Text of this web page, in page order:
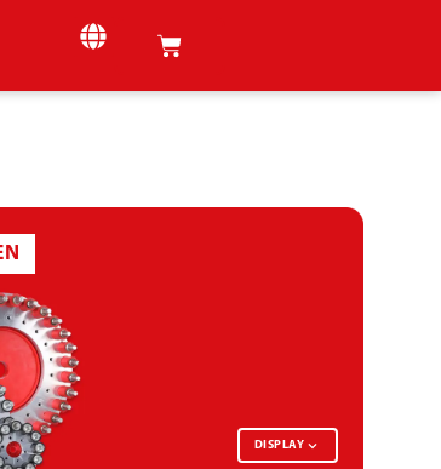
DISPLAY